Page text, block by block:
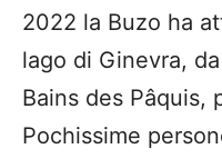
2022 la Buzo ha
lago di Ginevra,
Bains des Pâquis,
Pochissime